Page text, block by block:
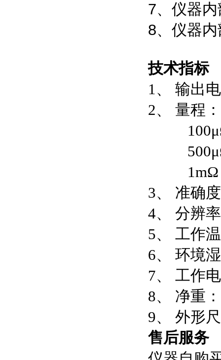
7、仪器
8、仪器
技术指标
1、 输出
2、 量程
100μΩ
500μΩ
1mΩ
3、 准确
4、 分辨
5、 工作
6、 环境
7、 工作
8、 净重
9、 外形
售后服务